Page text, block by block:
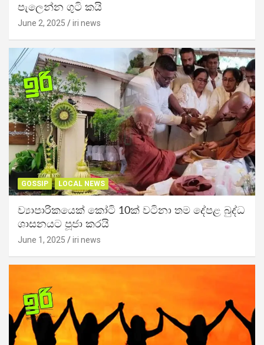
පැලෙන්න ගුටි කයි
June 2, 2025 iri news
GOSSIP LOCAL NEWS
ව්‍යාපාරිකයෙක් කෝටි 10ක් වටිනා තම දේපළ බුද්ධ
ශාසනයට පූජා කරයි
June 1, 2025 iri news